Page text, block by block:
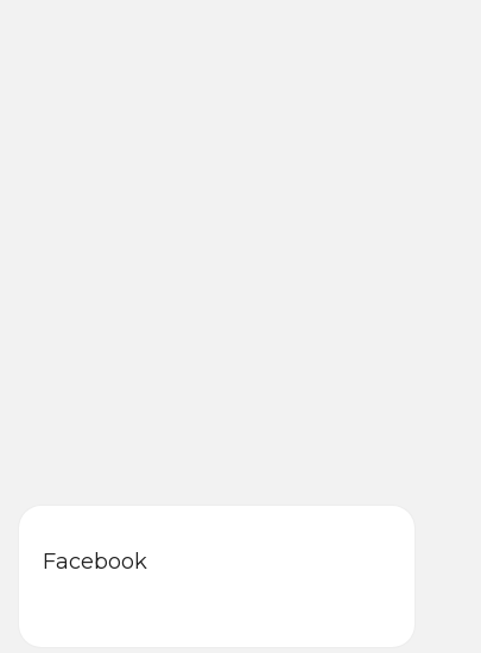
Facebook